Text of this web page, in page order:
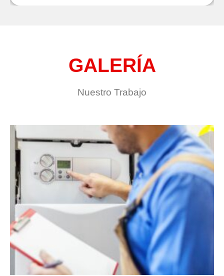
GALERÍA
Nuestro Trabajo